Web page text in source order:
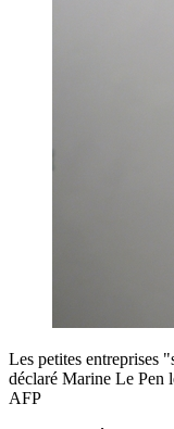
Les petites entreprises
déclaré Marine Le Pen
AFP